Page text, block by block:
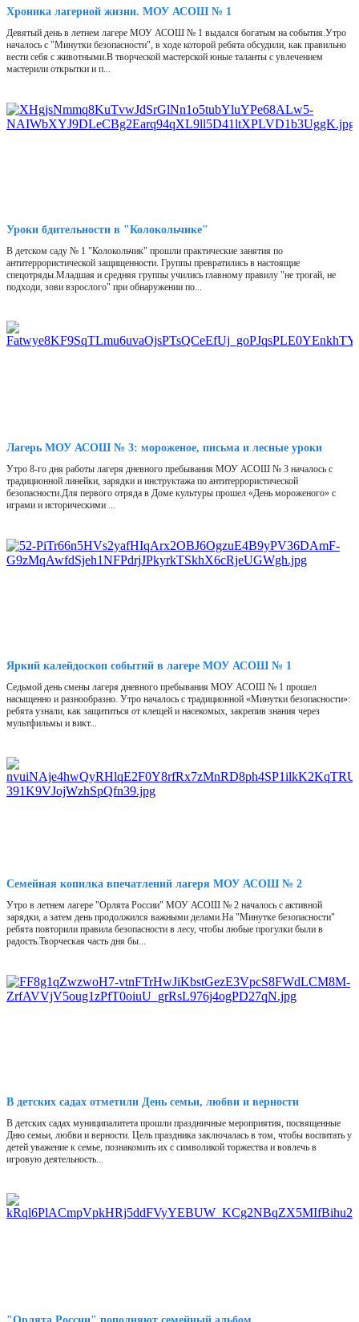
Хроника лагерной жизни. МОУ АСОШ № 1
Девятый день в летнем лагере МОУ АСОШ № 1 выдался богатым на события.Утро
началось с "Минутки безопасности", в ходе которой ребята обсудили, как правильно
вести себя с животными.В творческой мастерской юные таланты с увлечением
мастерили открытки и п...
Уроки бдительности в "Колокольчике"
В детском саду № 1 "Колокольчик" прошли практические занятия по
антитеррористической защищенности. Группы превратились в настоящие
спецотряды.Младшая и средняя группы учились главному правилу "не трогай, не
подходи, зови взрослого" при обнаружении по...
Лагерь МОУ АСОШ № 3: мороженое, письма и лесные уроки
Утро 8-го дня работы лагеря дневного пребывания МОУ АСОШ № 3 началось с
традиционной линейки, зарядки и инструктажа по антитеррористической
безопасности.Для первого отряда в Доме культуры прошел «День мороженого» с
играми и историческими ...
Яркий калейдоскоп событий в лагере МОУ АСОШ № 1
Седьмой день смены лагеря дневного пребывания МОУ АСОШ № 1 прошел
насыщенно и разнообразно. Утро началось с традиционной «Минутки безопасности»:
ребята узнали, как защититься от клещей и насекомых, закрепив знания через
мультфильмы и викт...
Семейная копилка впечатлений лагеря МОУ АСОШ № 2
Утро в летнем лагере "Орлята России" МОУ АСОШ № 2 началось с активной
зарядки, а затем день продолжился важными делами.На "Минутке безопасности"
ребята повторили правила безопасности в лесу, чтобы любые прогулки были в
радость.Творческая часть дня бы...
В детских садах отметили День семьи, любви и верности
В детских садах муниципалитета прошли праздничные мероприятия, посвященные
Дню семьи, любви и верности. Цель праздника заключалась в том, чтобы воспитать у
детей уважение к семье, познакомить их с символикой торжества и вовлечь в
игровую деятельность...